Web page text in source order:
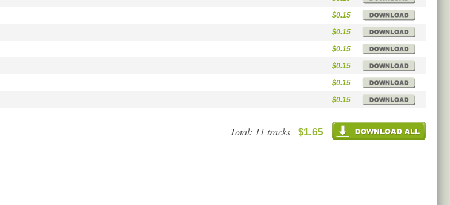
$0.15
$0.15
$0.15
$0.15
$0.15
$0.15
Total: 11 tracks $1.65